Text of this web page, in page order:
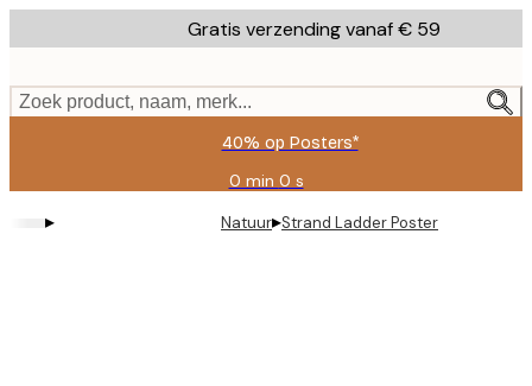
to
content.
Gratis verzending vanaf € 59
Zoek product, naam, merk...
40% op Posters*
0 min 0 s
Geldig
tot:
2026-
▸ Natuur▸Strand Ladder Poster